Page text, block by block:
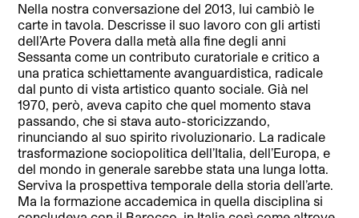
Nella nostra conversazione del 2013, lui cambiò le
carte in tavola. Descrisse il suo lavoro con gli artisti
dell’Arte Povera dalla metà alla fine degli anni
Sessanta come un contributo curatoriale e critico a
una pratica schiettamente avanguardistica, radicale
dal punto di vista artistico quanto sociale. Già nel
1970, però, aveva capito che quel momento stava
passando, che si stava auto-storicizzando,
rinunciando al suo spirito rivoluzionario. La radicale
trasformazione sociopolitica dell’Italia, dell’Europa, e
del mondo in generale sarebbe stata una lunga lotta.
Serviva la prospettiva temporale della storia dell’arte.
Ma la formazione accademica in quella disciplina si